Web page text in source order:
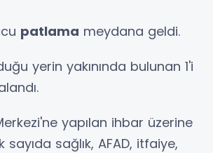
patlama meydana geldi.
yerin yakınında bulunan 1'i
yapılan ihbar üzerine
sağlık, AFAD, itfaiye,